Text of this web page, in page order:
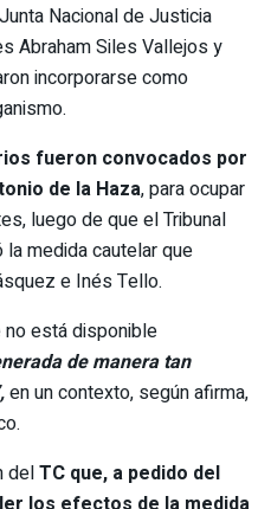
Nacional de Justicia
Abraham Siles Vallejos y
incorporarse como
fueron convocados por
de la Haza, para ocupar
luego de que el Tribunal
medida cautelar que
e Inés Tello.
está disponible
de manera tan
en un contexto, según afirma,
delTC que, a pedido del